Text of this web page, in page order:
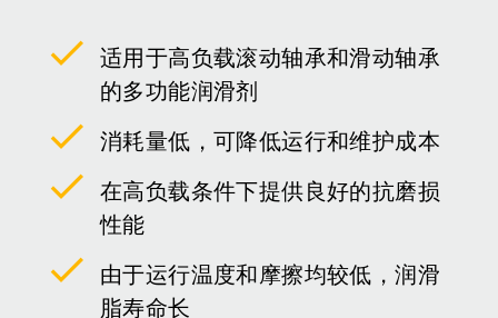
适用于高负载滚动轴承和滑动轴承
的多功能润滑剂
消耗量低，可降低运行和维护成本
在高负载条件下提供良好的抗磨损
性能
由于运行温度和摩擦均较低，润滑
脂寿命长